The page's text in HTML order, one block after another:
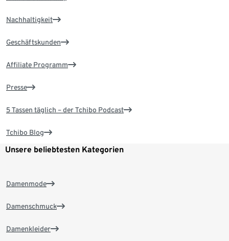
Nachhaltigkeit
Geschäftskunden
Affiliate Programm
Presse
5 Tassen täglich – der Tchibo Podcast
Tchibo Blog
Unsere beliebtesten Kategorien
Damenmode
Damenschmuck
Damenkleider